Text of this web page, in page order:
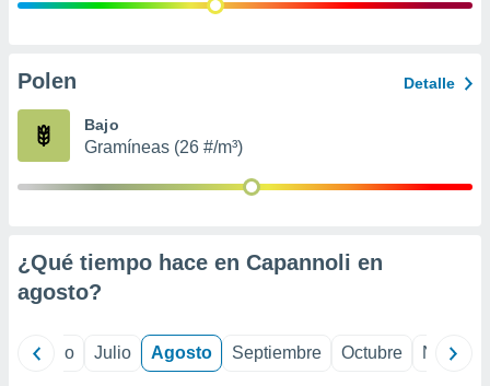
publicidad
de
Polen Detalle
Bajo
Gramíneas (26 #/m³)
¿Qué tiempo hace en Capannoli en
agosto?
Junio Julio Agosto Septiembre Octubre